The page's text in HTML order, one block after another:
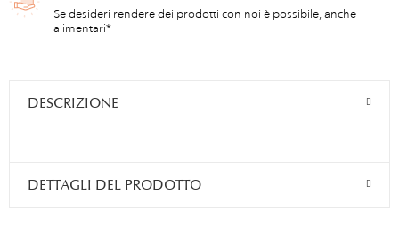
Se desideri rendere dei prodotti con noi è possibile, anche
alimentari*
DESCRIZIONE
DETTAGLI DEL PRODOTTO